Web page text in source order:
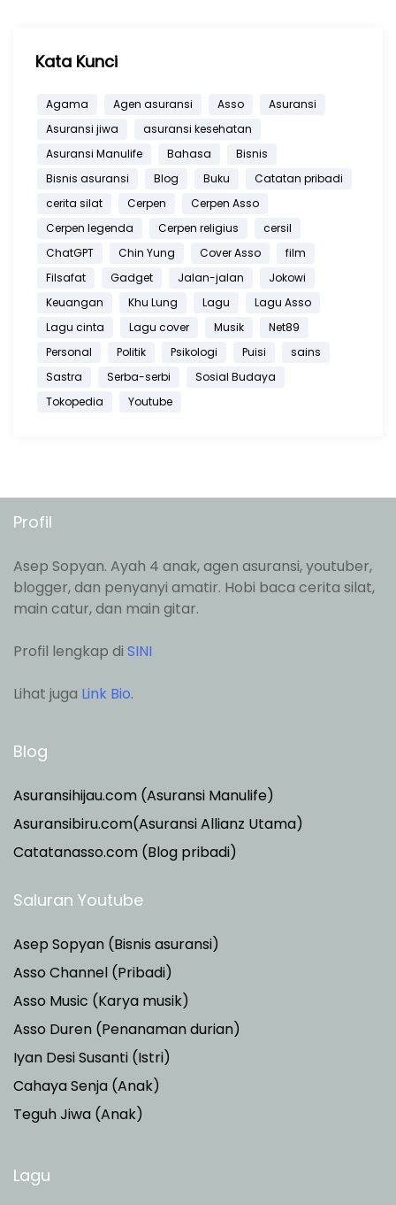
Kata Kunci
Agama Agen asuransi Asso
Asuransi
Asuransi jiwa
asuransi kesehatan
Asuransi Manulife
Bahasa
Bisnis
Bisnis asuransi
Blog Buku
Catatan pribadi
cerita silat
Cerpen
Cerpen Asso
Cerpen legenda
Cerpen religius
cersil
ChatGPT
Chin Yung Cover Asso
film
Filsafat
Gadget Jalan-jalan
Jokowi
Keuangan
Khu Lung Lagu
Lagu Asso
Lagu cinta
Lagu cover Musik
Net89
Personal
Politik Psikologi Puisi
sains
Sastra
Serba-serbi
Sosial Budaya
Tokopedia
Youtube
Profil
Asep Sopyan. Ayah 4 anak, agen asuransi, youtuber,
blogger, dan penyanyi amatir. Hobi baca cerita silat,
main catur, dan main gitar.
Profil lengkap di SINI
Lihat juga Link Bio.
Blog
Asuransihijau.com (Asuransi Manulife)
Asuransibiru.com(Asuransi Allianz Utama)
Catatanasso.com (Blog pribadi)
Saluran Youtube
Asep Sopyan (Bisnis asuransi)
Asso Channel (Pribadi)
Asso Music (Karya musik)
Asso Duren (Penanaman durian)
Iyan Desi Susanti (Istri)
Cahaya Senja (Anak)
Teguh Jiwa (Anak)
Lagu